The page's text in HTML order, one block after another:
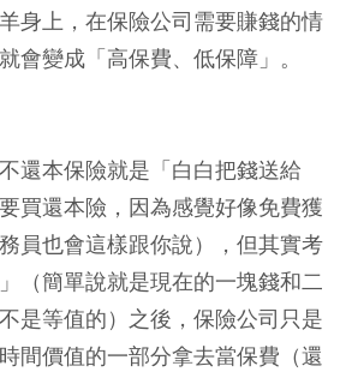
身上，在保險公司需要賺錢的情
會變成「高保費、低保障」。
還本保險就是「白白把錢送給
買還本險，因為感覺好像免費獲
員也會這樣跟你說），但其實考
（簡單說就是現在的一塊錢和二
是等值的）之後，保險公司只是
間價值的一部分拿去當保費（還